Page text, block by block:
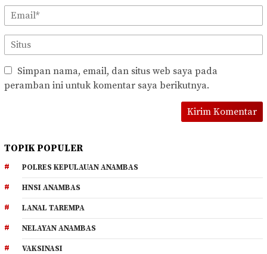
Simpan nama, email, dan situs web saya pada
peramban ini untuk komentar saya berikutnya.
TOPIK POPULER
POLRES KEPULAUAN ANAMBAS
HNSI ANAMBAS
LANAL TAREMPA
NELAYAN ANAMBAS
VAKSINASI